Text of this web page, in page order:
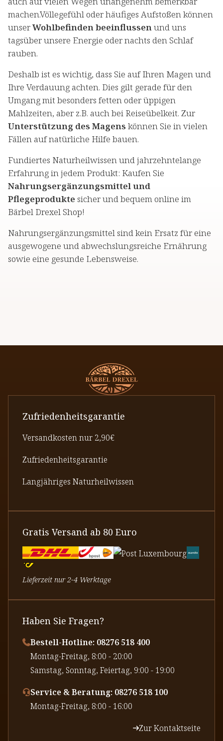
machen.Völlegefühl oder häufiges Aufstoßen können
unserWohlbefinden beeinflussenund uns
tagsüber unsere Energie oder nachts den Schlaf
rauben.
Deshalb ist es wichtig, dass Sie auf Ihren Magen und
Ihre Verdauung achten. Dies gilt gerade für den
Umgang mit besonders fetten oder üppigen
Mahlzeiten, aber z.B. auch bei Reiseübelkeit. Zur
Unterstützung des Magens können Sie in vielen
Fällen auf natürliche Hilfe bauen.
Fundiertes Naturheilwissen und jahrzehntelange
Erfahrung in jedem Produkt: Kaufen Sie
Nahrungsergänzungsmittel und
Pflegeprodukte sicher und bequem online im
Bärbel Drexel Shop!
Nahrungsergänzungsmittel sind kein Ersatz für eine
ausgewogene und abwechslungsreiche Ernährung
sowie eine gesunde Lebensweise.
Zufriedenheitsgarantie
Versandkosten nur 2,90€
Zufriedenheitsgarantie
Langjähriges Naturheilwissen
Gratis Versand ab 80 Euro
Lieferzeit nur 2-4 Werktage
Haben Sie Fragen?
Bestell-Hotline: 08276 518 400
⁠Montag-Freitag, 8:00 - 20:00
⁠Samstag, Sonntag, Feiertag, 9:00 - 19:00
Service & Beratung: 08276 518 100
⁠Montag-Freitag, 8:00 - 16:00
Zur Kontaktseite